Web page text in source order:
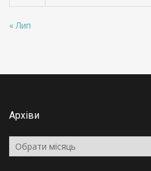
« Лип
Архіви
Архіви